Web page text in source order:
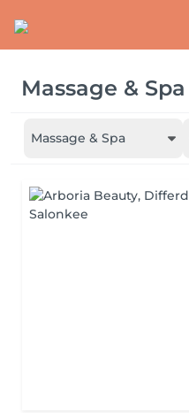
Massage & Spa
Massage & Spa